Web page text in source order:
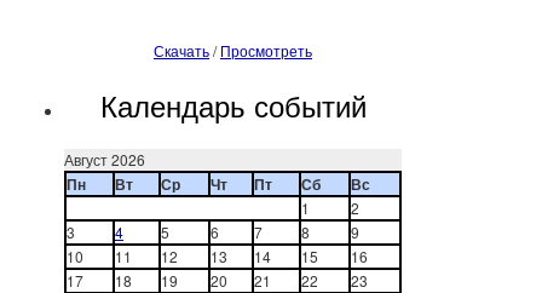
Скачать/Просмотреть
Календарь событий
Август 2026
Пн Вт Ср Чт Пт Сб Вс
1
2
3
4 5 6 7 8
9
10
11 12 13 14 15
16
17
18 19 20 21 22
23